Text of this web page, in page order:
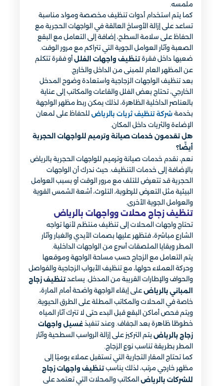
ملمسه.
كما يتم استخدام أدوات تنظيف مخصصة ومواد مناسبة
تساعد على إزالة الأوساخ العالقة في الواجهات الحجرية مع
الحفاظ على سلامة السطح، إضافة إلى التعامل مع البقع
الصعبة وآثار العوامل الجوية التي تتراكم مع مرور الوقت.
ضعيها داخل فقرة تنظيف واجهات الفلل أو فقرة تتكلم
عن المظهر العام للمبنى من الداخل والخارج.
بعد تنظيف الواجهات الزجاجية واستعادة وضوح المدخل
الخارجي، تحتاج بعض الفلل والقاعات والمكاتب إلى عناية
بالعناصر الداخلية الظاهرة، لذلك يمكن ربط مظهر الواجهة
بخدمة شركة تنظيف ثريات بالرياض للحفاظ على لمعان
الإضاءة والثريات داخل المكان.
هل تقدمون خدمات صيانة وترميم للواجهات الحجرية
أيضًا؟
نعم، نقدم خدمات صيانة وترميم للواجهات الحجرية بالرياض
بالإضافة إلى خدمات التنظيف. حيث ندرك أن الواجهات
الحجرية قد تتعرض للتلف مع مرور الوقت أو بسبب العوامل
البيئية مثل التعرض للرطوبة، التلوث، أشعة الشمس القوية
والعوامل الجوية الأخرى.
تنظيف زجاج محلات وواجهات بالرياض
تحتاج واجهات المحلات إلى تنظيف منتظم لأنها تواجه
الشارع مباشرة، فتظهر عليها بصمات الأيدي والغبار وآثار
المطر وبقايا الملصقات أسرع من الواجهات الداخلية.
يتم التعامل مع الزجاج حسب مساحة الواجهة وموقعها
وحركة العملاء حولها، مع تنظيف الأبواب الزجاجية والفواصل
والحواف والإطارات القريبة من المدخل. يساعد تنظيف زجاج
المباني بالرياض على إبقاء الواجهة واضحة أمام المارة،
خاصة في المحلات والمكاتب المطلة على الطرق الحيوية.
ويتم فحص أماكن البقع قبل البدء حتى لا تترك آثار المياه
خطوطًا ظاهرة بعد الجفاف. وعند تنفيذ غسيل واجهات
زجاج بالرياض يتم التركيز على إزالة الرواسب السطحية وآثار
المطر بطريقة تناسب نوع الزجاج.
كما تحتاج المقار التجارية التي تستقبل عملاء يوميًا إلى
مظهر خارجي مرتب، لذلك يناسب تنظيف واجهات زجاج
للشركات بالرياض المكاتب والمحلات التي تعتمد على